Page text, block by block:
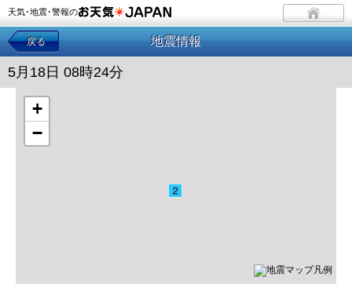
天気･地震･警報の
戻る 地震情報
5月18日 08時24分
+
−